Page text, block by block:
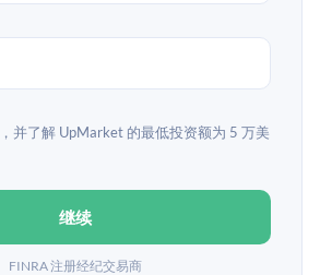
，并了解 UpMarket 的最低投资额为 5 万美
继续
FINRA 注册经纪交易商